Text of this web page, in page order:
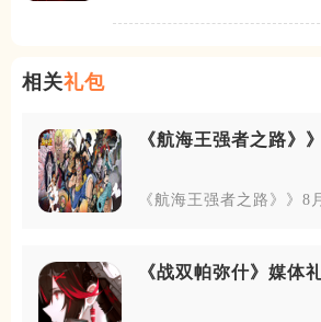
相关礼包
《航海王强者之路》
《航海王强者之路》》8
《战双帕弥什》媒体